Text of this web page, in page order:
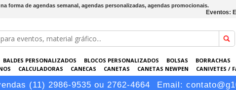
forma de agendas semanal, agendas personalizadas, agendas promocionais.
Eventos:
BALDES PERSONALIZADOS BLOCOS PERSONALIZADOS BOLSAS BORRACHAS
CALCULADORAS CANECAS CANETAS CANETAS NEWPEN CANIVETES /
ELETRÔNICOS EMBALAGENS ESCRITÓRIO EVENTOS GARRAFAS
LÁPIS
(11) 2986-9535 ou 2762-4664 Email: